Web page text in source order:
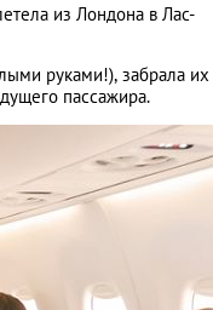
из Лондона в Лас-
руками!), забрала их
пассажира.